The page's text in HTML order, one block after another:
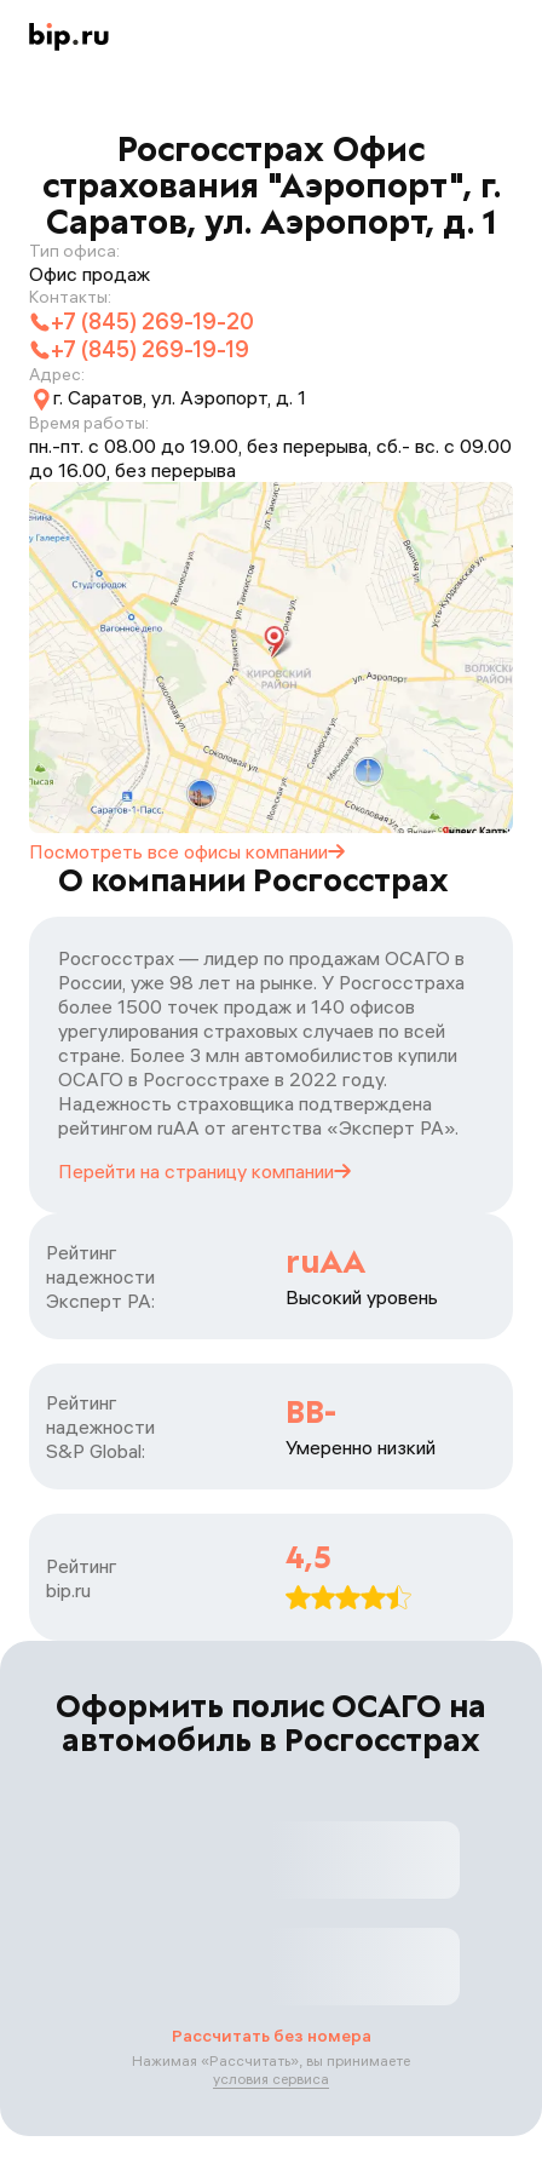
Росгосстрах Офис
страхования "Аэропорт", г.
Саратов, ул. Аэропорт, д. 1
Тип офиса:
Офис продаж
Контакты:
+7 (845) 269-19-20
+7 (845) 269-19-19
Адрес:
г. Саратов, ул. Аэропорт, д. 1
Время работы:
пн.-пт. с 08.00 до 19.00, без перерыва, сб.- вс. с 09.00
до 16.00, без перерыва
Посмотреть все офисы компании
О компании Росгосстрах
Росгосстрах — лидер по продажам ОСАГО в
России, уже 98 лет на рынке. У Росгосстраха
более 1500 точек продаж и 140 офисов
урегулирования страховых случаев по всей
стране. Более 3 млн автомобилистов купили
ОСАГО в Росгосстрахе в 2022 году.
Надежность страховщика подтверждена
рейтингом ruАА от агентства «Эксперт РА».
Перейти на страницу компании
Рейтинг
надежности
Эксперт РА:
ruAA
Высокий уровень
Рейтинг
надежности
S&P Global:
BB-
Умеренно низкий
Рейтинг
bip.ru
4,5
Оформить полис ОСАГО на
автомобиль в Росгосстрах
Рассчитать без номера
Нажимая «Рассчитать», вы принимаете
условия сервиса